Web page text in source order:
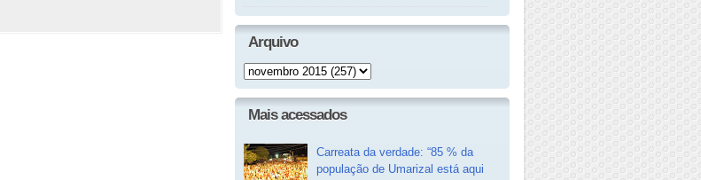
Arquivo
Mais acessados
Carreata da verdade: “85 % da
população de Umarizal está aqui